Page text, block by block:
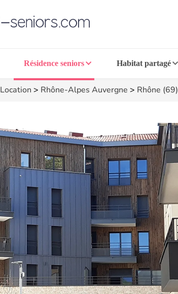
Résidence seniors Habitat partagé
Location > Rhône-Alpes Auvergne > Rhône (69)